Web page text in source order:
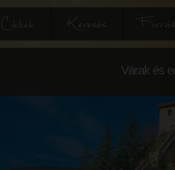
Cikkek Keresés
Várak és